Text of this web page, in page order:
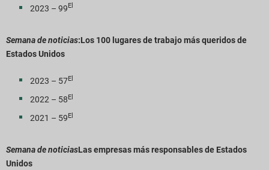
2023 – 99 El
Semana de noticias:Los 100 lugares de trabajo más queridos de
Estados Unidos
2023 – 57El
2022 – 58El
2021 – 59El
Semana de noticiasLas empresas más responsables de Estados
Unidos